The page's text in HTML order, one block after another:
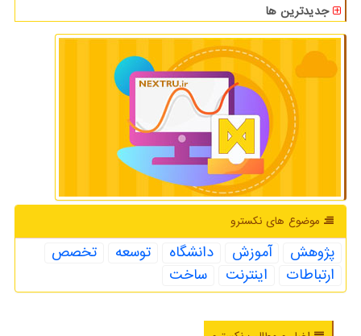
جدیدترین ها
موضوع های نكسترو
پژوهش آموزش دانشگاه توسعه
تخصص
ارتباطات
اینترنت ساخت